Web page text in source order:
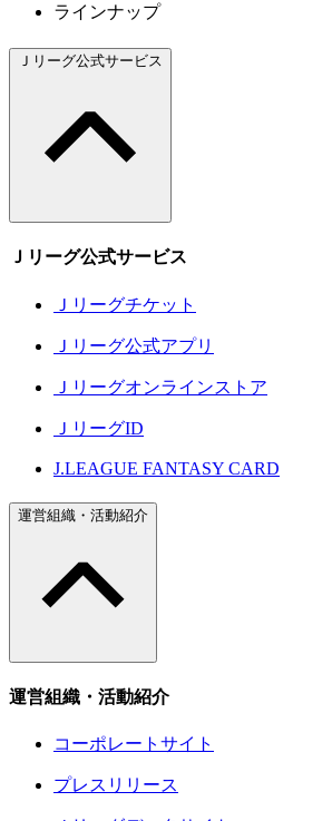
ラインナップ
Ｊリーグ公式サービス
Ｊリーグ公式サービス
Ｊリーグチケット
Ｊリーグ公式アプリ
Ｊリーグオンラインストア
ＪリーグID
J.LEAGUE FANTASY CARD
運営組織・活動紹介
運営組織・活動紹介
コーポレートサイト
プレスリリース